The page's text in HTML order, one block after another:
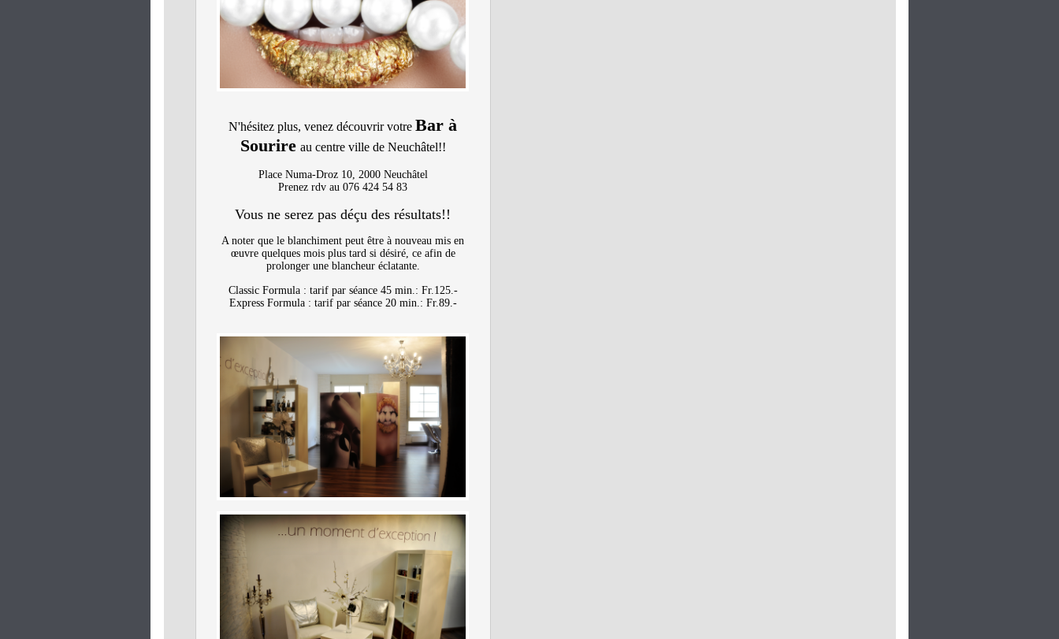
N'hésitez plus, venez découvrirvotre Bar à
Sourire au centre ville de Neuchâtel!!
Place Numa-Droz 10, 2000 Neuchâtel
Prenez rdv au 076 424 54 83
Vous ne serez pas déçu des résultats!!
A noter que le blanchiment peut être à nouveau mis en
œuvre quelques mois plus tard si désiré, ce afin de
prolonger une blancheur éclatante.
Classic Formula : tarif par séance 45 min.: Fr.125.-
Express Formula : tarif par séance 20 min.: Fr.89.-